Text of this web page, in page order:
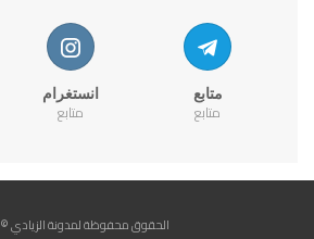
متابع
متابع
انستغرام
متابع
الحقوق محفوظة لمدونة الزيادي © 2026